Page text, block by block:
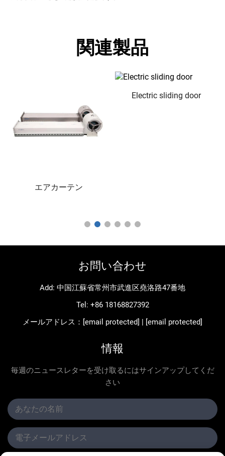
関連製品
エアカーテン
Electric sliding door
お問い合わせ
Add: 中国江蘇省常州市武進区堯洛路47番地
Tel: +86 18168827392
メールアドレス： [email protected] [email protected]
情報
毎週のニュースレターを受け取るにはサインアップしてくだ
さい